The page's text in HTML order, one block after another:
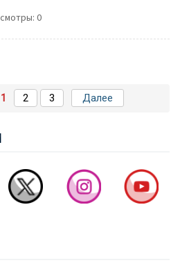
0
1 2 3 Далее
И КАСПИЙСКОЕ МОРЯ НЕ
ОБСУДИЛИ ОТНОШЕНИЯ